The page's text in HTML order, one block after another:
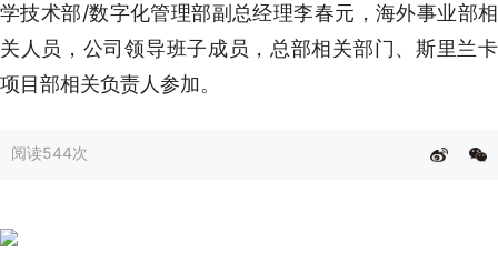
学技术部/数字化管理部副总经理李春元，海外事业部相
关人员，公司领导班子成员，总部相关部门、斯里兰卡
项目部相关负责人参加。
阅读544次